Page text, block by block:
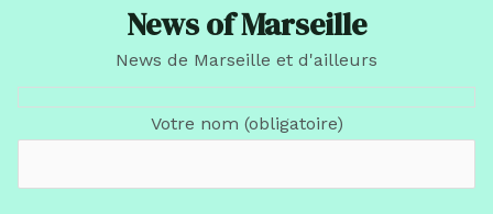
News of Marseille
News de Marseille et d'ailleurs
Votre nom (obligatoire)